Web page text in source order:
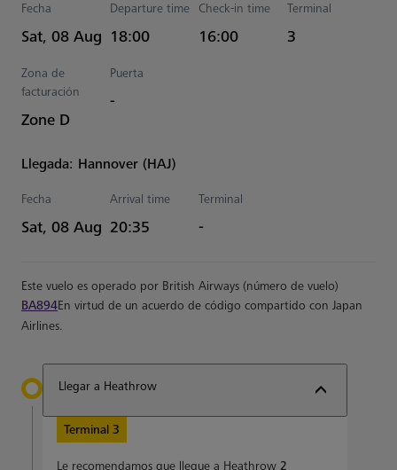
Fecha
Sat, 08 Aug
Departure time
Estimated Hora
18:00
Check-in time
16:00
Terminal
3
Zona de
facturación
Zone D
Puerta
-
Llegada: Hannover (HAJ)
Fecha
Sat, 08 Aug
Arrival time
Estimated Hora
20:35
Terminal
-
Este vuelo es operado por British Airways (número de vuelo)
BA894En virtud de un acuerdo de código compartido con Japan
Airlines.
Llegar a Heathrow
Terminal 3
Le recomendamos que llegue a Heathrow 2